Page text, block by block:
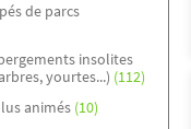
de parcs
insolites
yourtes...) (112)
animés (10)